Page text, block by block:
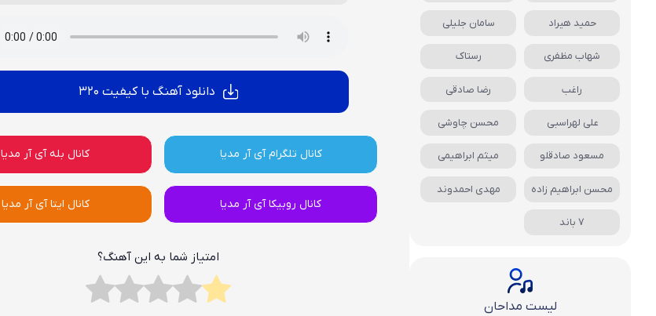
دانلود آهنگ با کیفیت 320
کانال تلگرام آی آر مدیا کانال بله آی آر مدیا
کانال روبیکا آی آر مدیا کانال ایتا آی آر مدیا
امتیاز شما به این آهنگ؟
حمید هیراد سامان جلیلی
شهاب مظفری رستاک
راغب رضا صادقی
علی لهراسبی محسن چاوشی
مسعود صادقلو میثم ابراهیمی
محسن ابراهیم زاده مهدی احمدوند
7 باند
لیست مداحان